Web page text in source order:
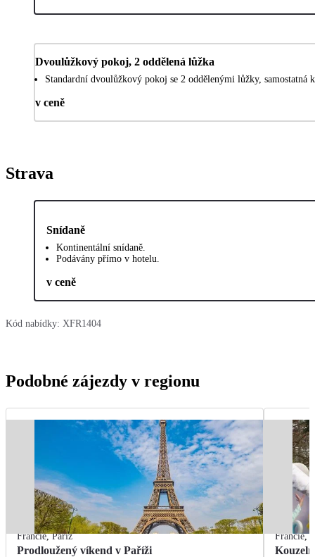
Dvoulůžkový pokoj, 2 oddělená lůžka
Standardní dvoulůžkový pokoj se 2 oddělenými lůžky, samostatná
v ceně
Strava
Snídaně
Kontinentální snídaně.
Podávány přímo v hotelu.
v ceně
Kód nabídky: XFR1404
Podobné zájezdy v regionu
Francie,Paříž
Prodloužený víkend v Paříži
Francie,